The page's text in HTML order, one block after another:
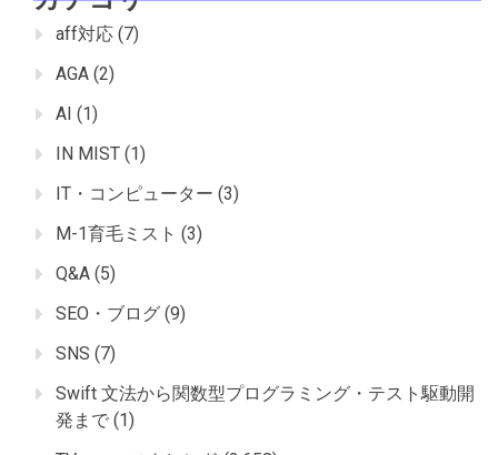
aff対応 (7)
AGA (2)
AI (1)
IN MIST (1)
IT・コンピューター (3)
M-1育毛ミスト (3)
Q&A (5)
SEO・ブログ (9)
SNS (7)
Swift 文法から関数型プログラミング・テスト駆動開
発まで (1)